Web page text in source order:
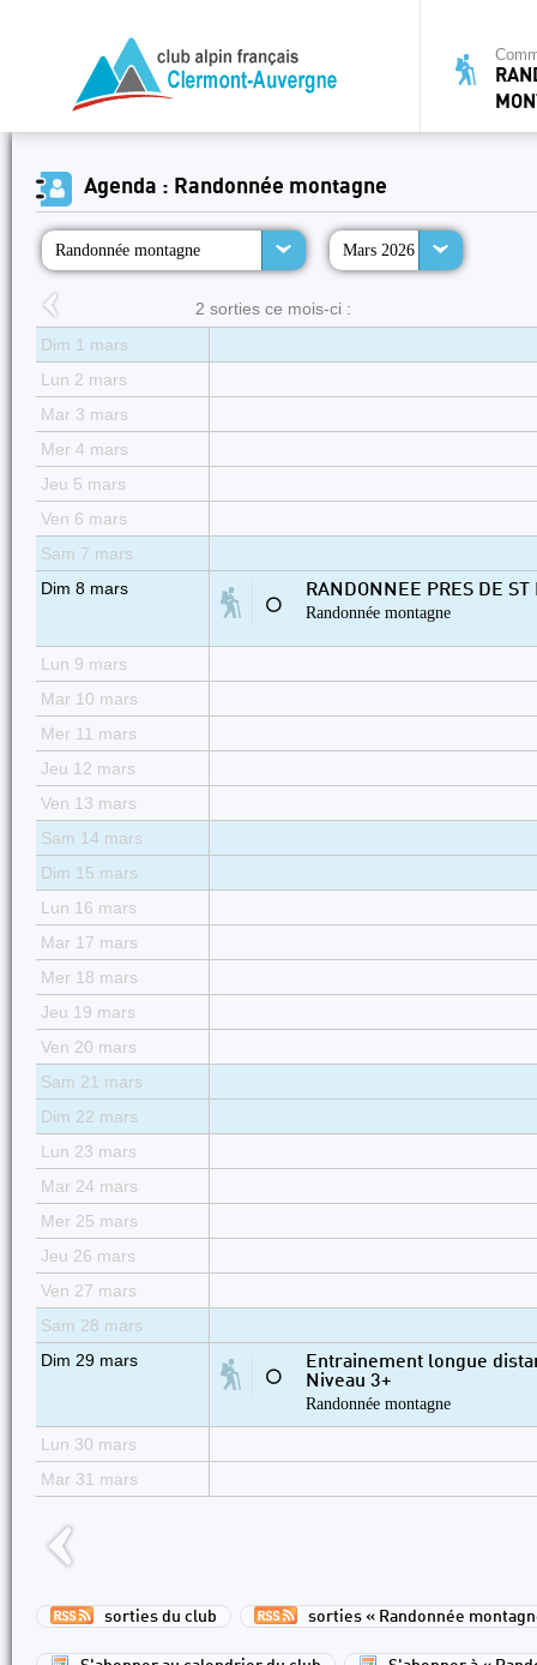
Agenda : Randonnée montagne
Randonnée montagne Mars 2026
2 sorties ce mois-ci :
Dim 1 mars
Lun 2 mars
Mar 3 mars
Mer 4 mars
Jeu 5 mars
Ven 6 mars
Sam 7 mars
Dim 8 mars
⚪
RANDONNEE PRES DE
Randonnée montagne
Lun 9 mars
Mar 10 mars
Mer 11 mars
Jeu 12 mars
Ven 13 mars
Sam 14 mars
Dim 15 mars
Lun 16 mars
Mar 17 mars
Mer 18 mars
Jeu 19 mars
Ven 20 mars
Sam 21 mars
Dim 22 mars
Lun 23 mars
Mar 24 mars
Mer 25 mars
Jeu 26 mars
Ven 27 mars
Sam 28 mars
Dim 29 mars
⚪
Entrainement longue
Niveau 3+
Randonnée montagne
Lun 30 mars
Mar 31 mars
sorties du club sorties « Randonnée